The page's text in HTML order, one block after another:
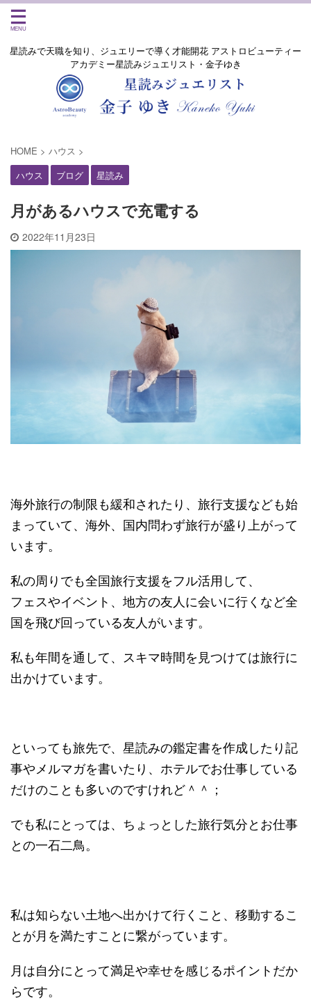
星読みで天職を知り、ジュエリーで導く才能開花 アストロビューティー
アカデミー星読みジュエリスト・金子ゆき
HOME > ハウス >
ハウス
ブログ 星読み
月があるハウスで充電する
2022年11月23日
海外旅行の制限も緩和されたり、旅行支援なども始
まっていて、海外、国内問わず旅行が盛り上がって
います。
私の周りでも全国旅行支援をフル活用して、
フェスやイベント、地方の友人に会いに行くなど全
国を飛び回っている友人がいます。
私も年間を通して、スキマ時間を見つけては旅行に
出かけています。
といっても旅先で、星読みの鑑定書を作成したり記
事やメルマガを書いたり、ホテルでお仕事している
だけのことも多いのですけれど＾＾；
でも私にとっては、ちょっとした旅行気分とお仕事
との一石二鳥。
私は知らない土地へ出かけて行くこと、移動するこ
とが月を満たすことに繋がっています。
月は自分にとって満足や幸せを感じるポイントだか
らです。